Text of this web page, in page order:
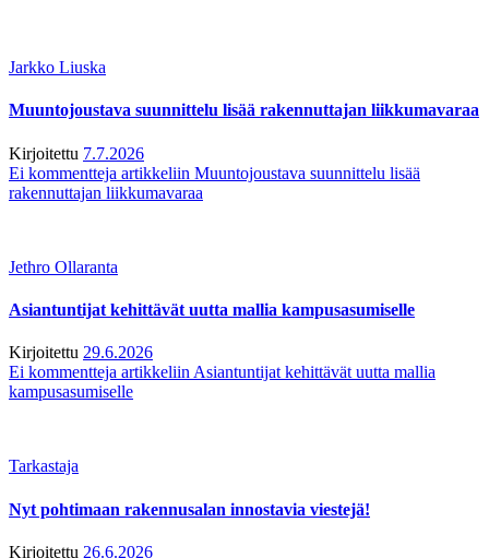
Jarkko Liuska
Muuntojoustava suunnittelu lisää rakennuttajan liikkumavaraa
Kirjoitettu 7.7.2026
Ei kommentteja artikkeliin Muuntojoustava suunnittelu lisää
rakennuttajan liikkumavaraa
Jethro Ollaranta
Asiantuntijat kehittävät uutta mallia kampusasumiselle
Kirjoitettu 29.6.2026
Ei kommentteja artikkeliin Asiantuntijat kehittävät uutta mallia
kampusasumiselle
Tarkastaja
Nyt pohtimaan rakennusalan innostavia viestejä!
Kirjoitettu 26.6.2026